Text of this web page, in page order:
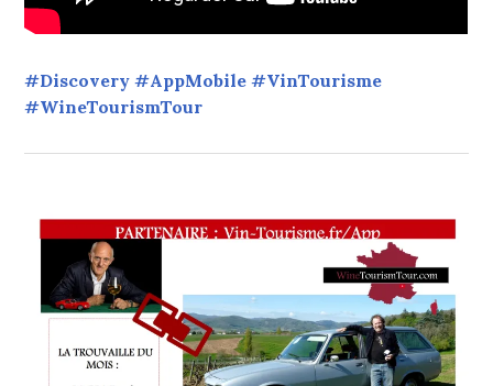
#Discovery #AppMobile #VinTourisme
#WineTourismTour